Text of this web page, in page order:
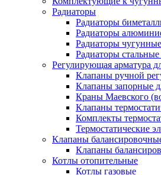
Радиаторы
Радиаторы
Радиаторы
Радиаторы чугунные
Радиаторы стальные
Регулирующая арматура
Клапаны ручной
Клапаны запорные
Краны Маевского
Клапаны
Комплекты
Термостатические
Клапаны
Клапаны
Котлы отопительные
Котлы газовые